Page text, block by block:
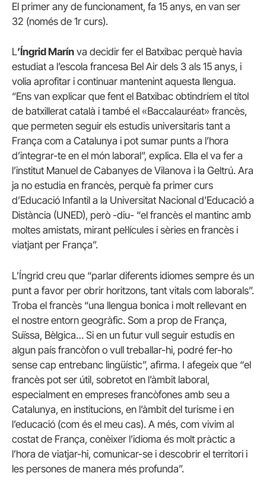
El primer any de funcionament, fa 15 anys, en van ser
32 (només de 1r curs).
L’Íngrid Marín va decidir fer el Batxibac perquè havia
estudiat a l’escola francesa Bel Air dels 3 als 15 anys, i
volia aprofitar i continuar mantenint aquesta llengua.
“Ens van explicar que fent el Batxibac obtindríem el títol
de batxillerat català i també el «Baccalauréat» francès,
que permeten seguir els estudis universitaris tant a
França com a Catalunya i pot sumar punts a l’hora
d’integrar-te en el món laboral”, explica. Ella el va fer a
l’institut Manuel de Cabanyes de Vilanova i la Geltrú. Ara
ja no estudia en francès, perquè fa primer curs
d’Educació Infantil a la Universitat Nacional d’Educació a
Distància (UNED), però -diu- “el francès el mantinc amb
moltes amistats, mirant pel·lícules i sèries en francès i
viatjant per França”.
L’Íngrid creu que “parlar diferents idiomes sempre és un
punt a favor per obrir horitzons, tant vitals com laborals”.
Troba el francès “una llengua bonica i molt rellevant en
el nostre entorn geogràfic. Som a prop de França,
Suïssa, Bèlgica… Si en un futur vull seguir estudis en
algun país francòfon o vull treballar-hi, podré fer-ho
sense cap entrebanc lingüístic”, afirma. I afegeix que “el
francès pot ser útil, sobretot en l’àmbit laboral,
especialment en empreses francòfones amb seu a
Catalunya, en institucions, en l’àmbit del turisme i en
l’educació (com és el meu cas). A més, com vivim al
costat de França, conèixer l’idioma és molt pràctic a
l’hora de viatjar-hi, comunicar-se i descobrir el territori i
les persones de manera més profunda”.